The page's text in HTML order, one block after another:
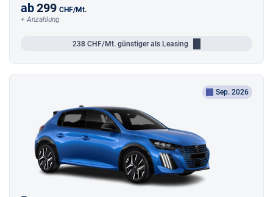
ab299 CHF/Mt.
+ Anzahlung
238 CHF/Mt. günstiger als Leasing
Sep. 2026